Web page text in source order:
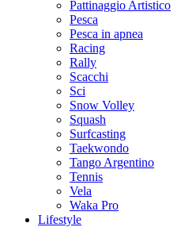
Pattinaggio Artistico
Pesca
Pesca in apnea
Racing
Rally
Scacchi
Sci
Snow Volley
Squash
Surfcasting
Taekwondo
Tango Argentino
Tennis
Vela
Waka Pro
Lifestyle